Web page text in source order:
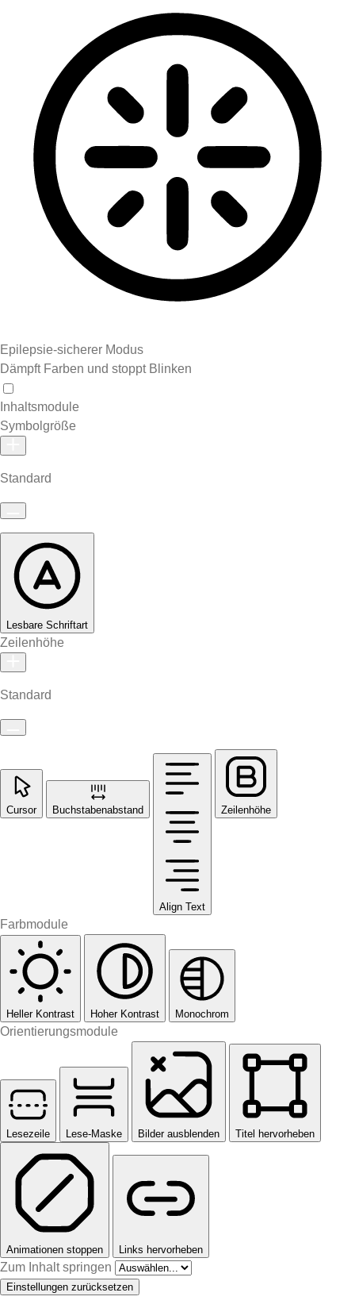
Epilepsie-sicherer Modus
Dämpft Farben und stoppt Blinken
Inhaltsmodule
Symbolgröße
Standard
Lesbare Schriftart
Zeilenhöhe
Standard
Cursor Buchstabenabstand
Align Text
Zeilenhöhe
Farbmodule
Heller Kontrast Hoher Kontrast Monochrom
Orientierungsmodule
Lesezeile Lese-Maske Bilder ausblenden Titel hervorheben
Animationen stoppen Links hervorheben
Zum Inhalt springen
Einstellungen zurücksetzen